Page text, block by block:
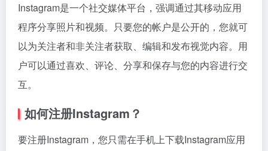
Instagram是一个社交媒体平台，强调通过其移动应用
程序分享照片和视频。只要您的帐户是公开的，您就可
以为关注者和非关注者获取、编辑和发布视觉内容。用
户可以通过喜欢、评论、分享和保存与您的内容进行交
互。
如何注册Instagram？
要注册Instagram，您只需在手机上下载Instagram应用